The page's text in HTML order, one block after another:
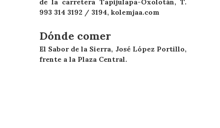
de la carretera Tapijulapa-Oxolotán, T.
993 314 3192 / 3194, kolemjaa.com
Dónde comer
El Sabor de la Sierra, José López Portillo,
frente a la Plaza Central.